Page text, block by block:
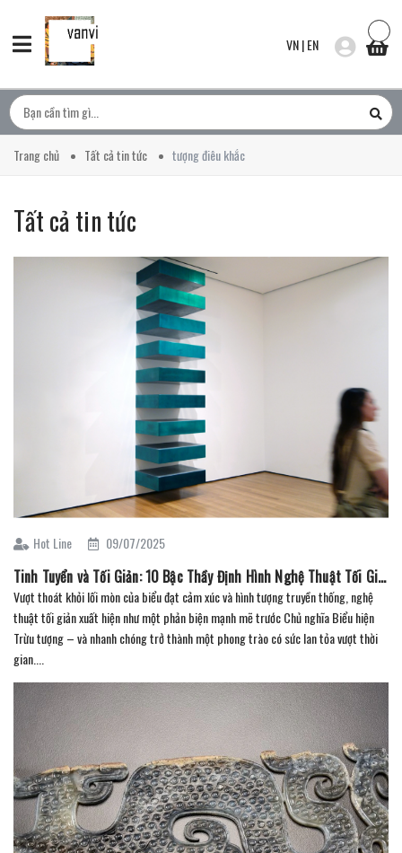
VN|EN
Trang chủ Tất cả tin tức tượng điêu khắc
Tất cả tin tức
Hot Line 09/07/2025
Tinh Tuyển và Tối Giản: 10 Bậc Thầy Định Hình Nghệ Thuật Tối Giản ( Phần 1)
Vượt thoát khỏi lối mòn của biểu đạt cảm xúc và hình tượng truyền thống, nghệ
thuật tối giản xuất hiện như một phản biện mạnh mẽ trước Chủ nghĩa Biểu hiện
Trừu tượng – và nhanh chóng trở thành một phong trào có sức lan tỏa vượt thời
gian....